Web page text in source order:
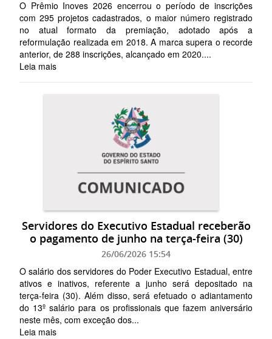
O Prêmio Inoves 2026 encerrou o período de inscrições
com 295 projetos cadastrados, o maior número registrado
no atual formato da premiação, adotado após a
reformulação realizada em 2018. A marca supera o recorde
anterior, de 288 inscrições, alcançado em 2020....
Leia mais
Servidores do Executivo Estadual receberão
o pagamento de junho na terça-feira (30)
26/06/2026 15:54
O salário dos servidores do Poder Executivo Estadual, entre
ativos e inativos, referente a junho será depositado na
terça-feira (30). Além disso, será efetuado o adiantamento
do 13º salário para os profissionais que fazem aniversário
neste mês, com exceção dos...
Leia mais